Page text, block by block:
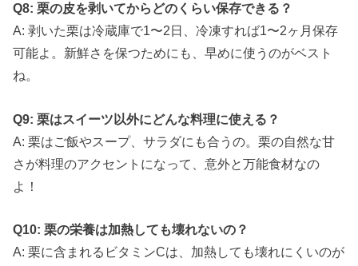
Q8: 栗の皮を剥いてからどのくらい保存できる？
A: 剥いた栗は冷蔵庫で1〜2日、冷凍すれば1〜2ヶ月保存
可能よ。新鮮さを保つためにも、早めに使うのがベスト
ね。
Q9: 栗はスイーツ以外にどんな料理に使える？
A: 栗はご飯やスープ、サラダにも合うの。栗の自然な甘
さが料理のアクセントになって、意外と万能食材なの
よ！
Q10: 栗の栄養は加熱しても壊れないの？
A: 栗に含まれるビタミンCは、加熱しても壊れにくいのが